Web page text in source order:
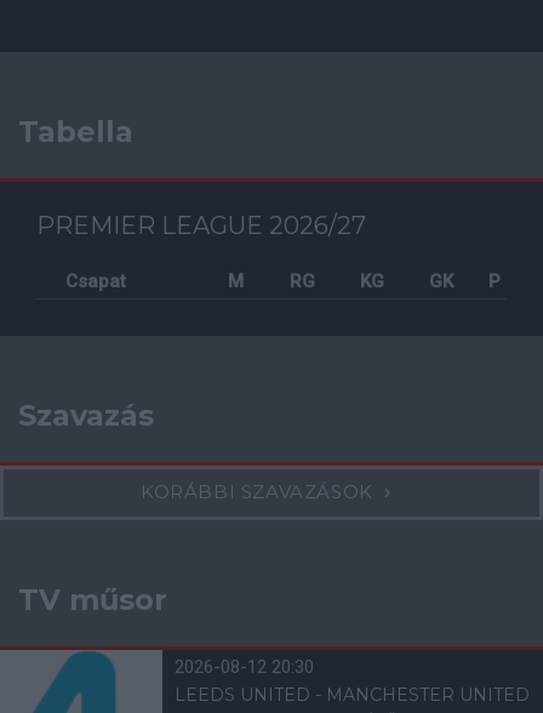
Tabella
PREMIER LEAGUE 2026/27
Csapat M RG KG GK P
Szavazás
KORÁBBI SZAVAZÁSOK
TV műsor
2026-08-12 20:30
LEEDS UNITED - MANCHESTER UNITED